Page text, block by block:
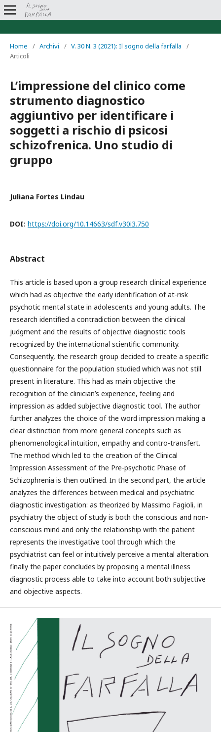
Home / Archivi / V. 30 N. 3 (2021): Il sogno della farfalla
/
Articoli
L’impressione del clinico come
strumento diagnostico
aggiuntivo per identificare i
soggetti a rischio di psicosi
schizofrenica. Uno studio di
gruppo
Juliana Fortes Lindau
DOI: https://doi.org/10.14663/sdf.v30i3.750
Abstract
This article is based upon a group research clinical experience
which had as objective the early identification of at-risk
psychotic mental state in adolescents and young adults. The
research identified a contradiction between the clinical
judgment and the results of objective diagnostic tools
recognized by the international scientific community.
Consequently, the research group decided to create a specific
questionnaire for the population studied which was not still
present in literature. This had as main objective the
recognition of the clinician’s experience, feeling and
impression as added subjective diagnostic tool. The author
further analyzes the choice of the word impression making a
clear distinction from more general concepts such as
phenomenological intuition, empathy and contro-transfert.
The method which led to the creation of the Clinical
Impression Assessment of the Pre-psychotic Phase of
Schizophrenia is then outlined. In the second part, the article
analyzes the differences between medical and psychiatric
diagnostic investigation: as theorized by Massimo Fagioli, in
psychiatry the object of study is both the conscious and non-
conscious mind and only the relationship with the patient
represents the investigative tool through which the
psychiatrist can feel or intuitively perceive a mental alteration.
finally the paper concludes by proposing a mental illness
diagnostic process able to take into account both subjective
and objective aspects.